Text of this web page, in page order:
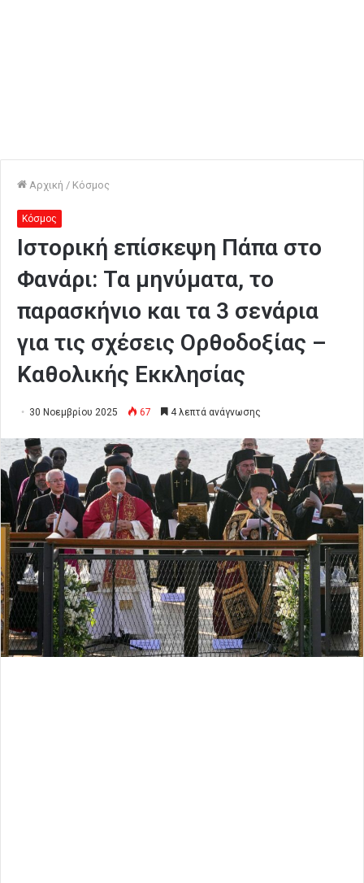
Αρχική / Κόσμος
Κόσμος
Ιστορική επίσκεψη Πάπα στο
Φανάρι: Τα μηνύματα, το
παρασκήνιο και τα 3 σενάρια
για τις σχέσεις Ορθοδοξίας –
Καθολικής Εκκλησίας
30 Νοεμβρίου 2025 67 4 λεπτά ανάγνωσης